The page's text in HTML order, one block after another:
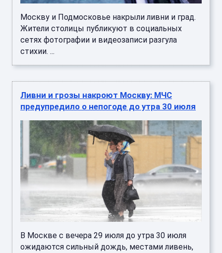
Москву и Подмосковье накрыли ливни и град.
Жители столицы публикуют в социальных
сетях фотографии и видеозаписи разгула
стихии. ...
Ливни и грозы накроют Москву: МЧС
предупредило о непогоде до утра 30 июля
В Москве с вечера 29 июля до утра 30 июля
ожидаются сильный дождь, местами ливень,